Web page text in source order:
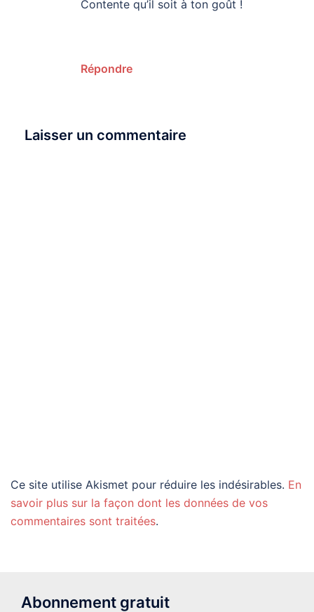
Contente qu’il soit à ton goût !
Répondre
Laisser un commentaire
Ce site utilise Akismet pour réduire les indésirables. En
savoir plus sur la façon dont les données de vos
commentaires sont traitées.
Abonnement gratuit